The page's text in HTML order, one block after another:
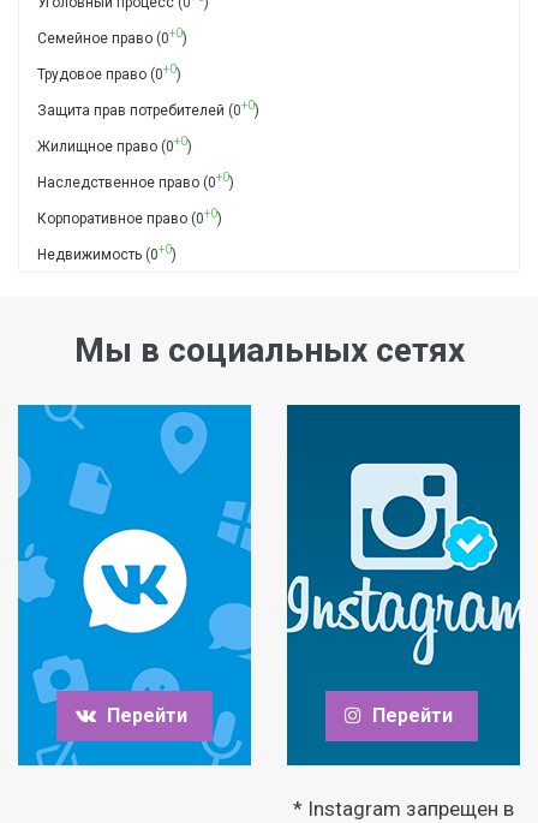
Семейное право (0+0)
Трудовое право (0+0)
Защита прав потребителей (0+0)
Жилищное право (0+0)
Наследственное право (0+0)
Корпоративное право (0+0)
Недвижимость (0+0)
Мы в социальных сетях
Перейти Перейти
* Instagram запрещен в